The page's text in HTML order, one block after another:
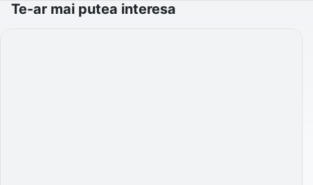
Te-ar mai putea interesa